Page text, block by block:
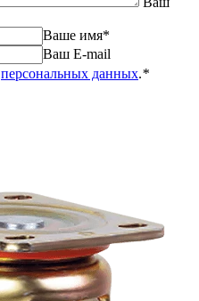
Ваше имя*
Ваш E-mail
персональных данных.*